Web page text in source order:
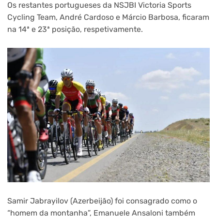
Os restantes portugueses da NSJBI Victoria Sports
Cycling Team, André Cardoso e Márcio Barbosa, ficaram
na 14ª e 23ª posição, respetivamente.
Samir Jabrayilov (Azerbeijão) foi consagrado como o
“homem da montanha”, Emanuele Ansaloni também